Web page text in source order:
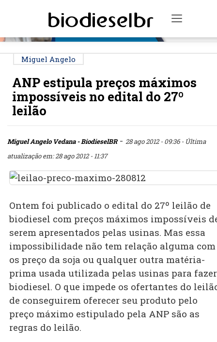
Toggle
Miguel Angelo
ANP estipula preços máximos
impossíveis no edital do 27º
leilão
Miguel Angelo Vedana - BiodieselBR- 28 ago 2012 - 09:36 - Última
atualização em: 28 ago 2012 - 11:37
Ontem foi publicado o edital do 27º leilão de
biodiesel com preços máximos impossíveis
serem apresentados pelas usinas. Mas essa
impossibilidade não tem relação alguma com
os preço da soja ou qualquer outra matéria-
prima usada utilizada pelas usinas para fazer
biodiesel. O que impede os ofertantes do
de conseguirem oferecer seu produto pelo
preço máximo estipulado pela ANP são as
regras do leilão.